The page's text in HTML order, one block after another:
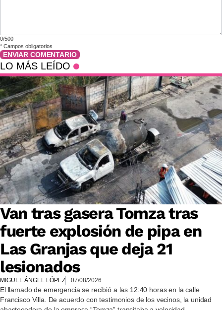
0/500
* Campos obligatorios
ENVIAR COMENTARIO
LO MÁS LEÍDO
Van tras gasera Tomza tras
fuerte explosión de pipa en
Las Granjas que deja 21
lesionados
MIGUEL ÁNGEL LÓPEZ 07/08/2026
El llamado de emergencia se recibió a las 12:40 horas en la calle
Francisco Villa. De acuerdo con testimonios de los vecinos, la unidad